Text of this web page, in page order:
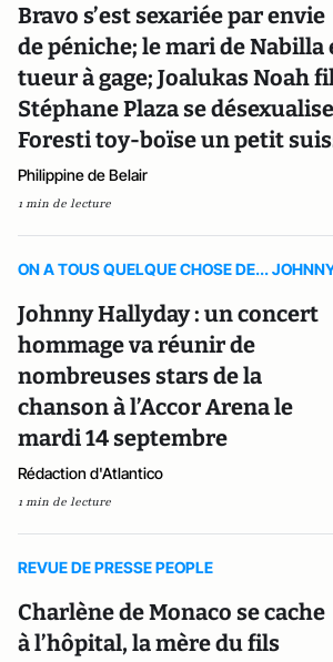
Bravo s’est sexariée par envie
de péniche; le mari de Nabilla
tueur à gage; Joalukas Noah
Stéphane Plaza se
Foresti toy-boïse un petit
Philippine de Belair
1 min de lecture
ON A TOUS QUELQUE CHOSE DE...
Johnny Hallyday : un concert
hommage va réunir de
nombreuses stars de la
chanson à l’Accor Arena le
mardi 14 septembre
Rédaction d'Atlantico
1 min de lecture
REVUE DE PRESSE PEOPLE
Charlène de Monaco se cache
à l’hôpital, la mère du fils